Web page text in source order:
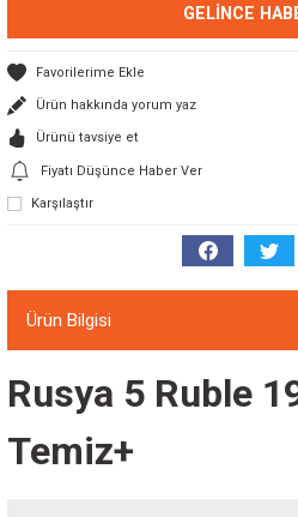
GELINCE
Ürün hakkında yorum yaz
Ürünü tavsiye et
Fiyatı Düşünce Haber Ver
Karşılaştır
Ürün Bilgisi
Rusya 5 Ruble
Temiz+